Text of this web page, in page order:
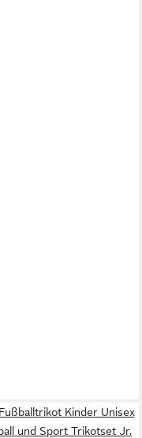
Kinder Unisex
und Sport Trikotset Jr.